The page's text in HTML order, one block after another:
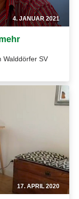
4. JANUAR 2021
Walddörfer SV
17. APRIL 2020